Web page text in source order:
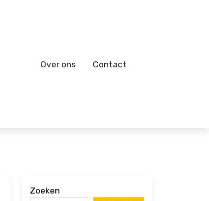
Over ons Contact
Zoeken